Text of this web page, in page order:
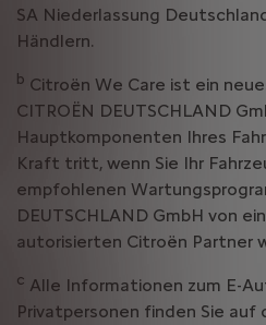
SA Niederlassung
Händlern.
b Citroën We Care ist ein
CITROËN DEUTSCHLAND
Hauptkomponenten Ihres
Kraft tritt, wenn Sie Ihr
empfohlenen
DEUTSCHLAND GmbH von
autorisierten Citroën Partner
c Alle Informationen zum E-
Privatpersonen finden Sie auf